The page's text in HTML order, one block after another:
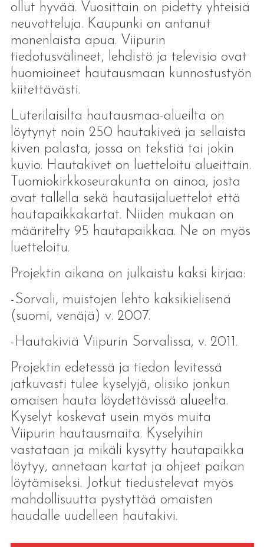
ollut hyvää. Vuosittain on pidetty yhteisiä
neuvotteluja. Kaupunki on antanut
monenlaista apua. Viipurin
tiedotusvälineet, lehdistö ja televisio ovat
huomioineet hautausmaan kunnostustyön
kiitettävästi.
Luterilaisilta hautausmaa-alueilta on
löytynyt noin 250 hautakiveä ja sellaista
kiven palasta, jossa on tekstiä tai jokin
kuvio. Hautakivet on luetteloitu alueittain.
Tuomiokirkkoseurakunta on ainoa, josta
ovat tallella sekä hautasijaluettelot että
hautapaikkakartat. Niiden mukaan on
määritelty 95 hautapaikkaa. Ne on myös
luetteloitu.
Projektin aikana on julkaistu kaksi kirjaa:
-Sorvali, muistojen lehto kaksikielisenä
(suomi, venäjä) v. 2007.
-Hautakiviä Viipurin Sorvalissa, v. 2011.
Projektin edetessä ja tiedon levitessä
jatkuvasti tulee kyselyjä, olisiko jonkun
omaisen hauta löydettävissä alueelta.
Kyselyt koskevat usein myös muita
Viipurin hautausmaita. Kyselyihin
vastataan ja mikäli kysytty hautapaikka
löytyy, annetaan kartat ja ohjeet paikan
löytämiseksi. Jotkut tiedustelevat myös
mahdollisuutta pystyttää omaisten
haudalle uudelleen hautakivi.